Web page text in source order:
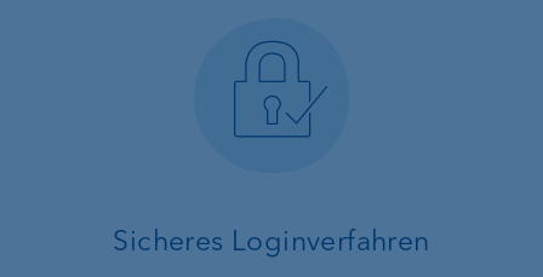
Sicheres Loginverfahren